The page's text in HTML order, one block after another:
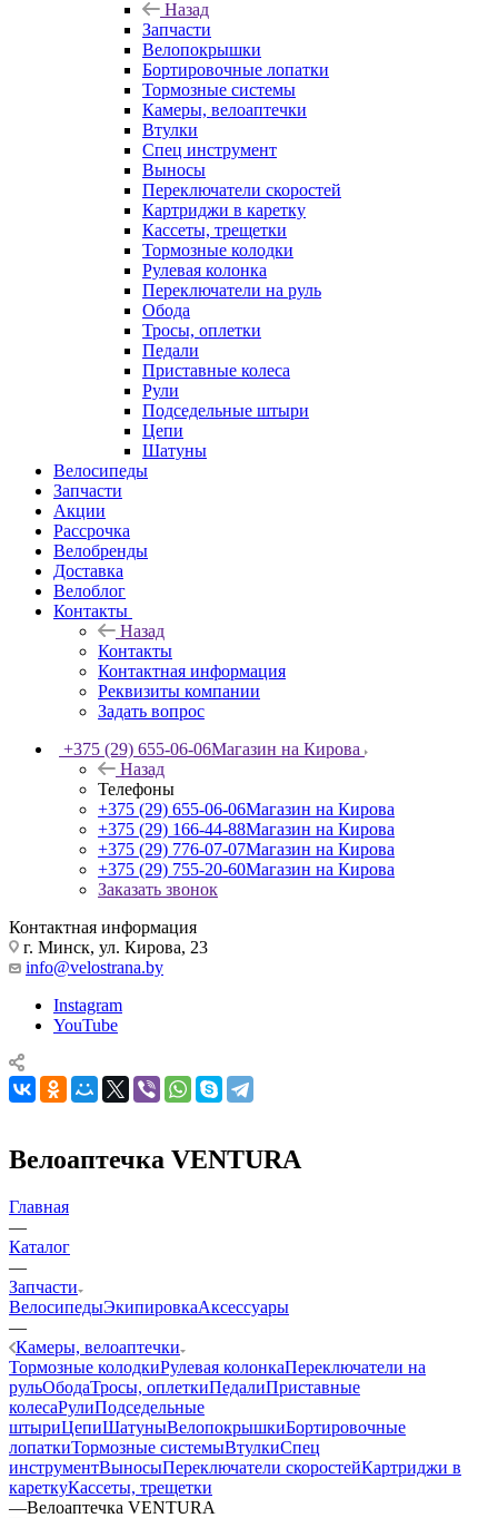
Назад
Запчасти
Велопокрышки
Бортировочные лопатки
Тормозные системы
Камеры, велоаптечки
Втулки
Спец инструмент
Выносы
Переключатели скоростей
Картриджи в каретку
Кассеты, трещетки
Тормозные колодки
Рулевая колонка
Переключатели на руль
Обода
Тросы, оплетки
Педали
Приставные колеса
Рули
Подседельные штыри
Цепи
Шатуны
Велосипеды
Запчасти
Акции
Рассрочка
Велобренды
Доставка
Велоблог
Контакты
Назад
Контакты
Контактная информация
Реквизиты компании
Задать вопрос
+375 (29) 655-06-06Магазин на Кирова
Назад
Телефоны
+375 (29) 655-06-06Магазин на Кирова
+375 (29) 166-44-88Магазин на Кирова
+375 (29) 776-07-07Магазин на Кирова
+375 (29) 755-20-60Магазин на Кирова
Заказать звонок
Контактная информация
г. Минск, ул. Кирова, 23
info@velostrana.by
Instagram
YouTube
Велоаптечка VENTURA
Главная
—
Каталог
—
Запчасти
ВелосипедыЭкипировкаАксессуары
—
Камеры, велоаптечки
Тормозные колодкиРулевая колонкаПереключатели на
рульОбодаТросы, оплеткиПедалиПриставные
колесаРулиПодседельные
штыриЦепиШатуныВелопокрышкиБортировочные
лопаткиТормозные системыВтулкиСпец
инструментВыносыПереключатели скоростейКартриджи в
кареткуКассеты, трещетки
—Велоаптечка VENTURA